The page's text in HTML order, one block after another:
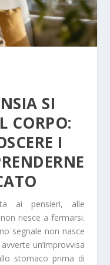
SI
CORPO:
I
ai pensieri, alle
riesce a fermarsi.
segnale non nasce
un’improvvisa
stomaco prima di